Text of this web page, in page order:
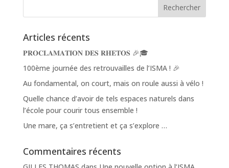
Articles récents
𝐏𝐑𝐎𝐂𝐋𝐀𝐌𝐀𝐓𝐈𝐎𝐍 𝐃𝐄𝐒 𝐑𝐇𝐄𝐓𝐎𝐒 🎉🎓
100ème journée des retrouvailles de l’ISMA ! 🎉
Au fondamental, on court, mais on roule aussi à vélo !
Quelle chance d’avoir de tels espaces naturels dans
l’école pour courir tous ensemble !
Une mare, ça s’entretient et ça s’explore …
Commentaires récents